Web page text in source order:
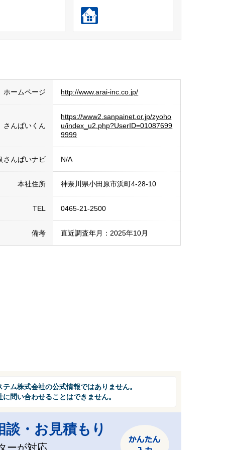
ホームページ http://www.arai-inc.co.jp/
さんぱいくん
https://www2.sanpainet.or.jp/zyoho
u/index_u2.php?UserID=01087699
9999
さんぱいナビ N/A
本社住所 神奈川県小田原市浜町4-28-10
TEL 0465-21-2500
備考 直近調査年月：2025年10月
ム株式会社の公式情報ではありません。
問い合わせることはできません。
・お見積もり
ーが対応